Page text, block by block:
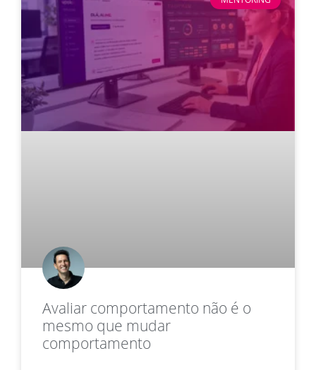
Avaliar comportamento não é o
mesmo que mudar
comportamento